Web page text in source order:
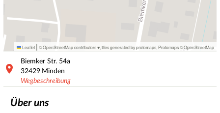
Leaflet | © OpenStreetMap contributors ♥, tiles generated by protomaps Protomaps©OpenStreetMap
Biemker Str. 54a
32429 Minden
Wegbeschreibung
Über uns